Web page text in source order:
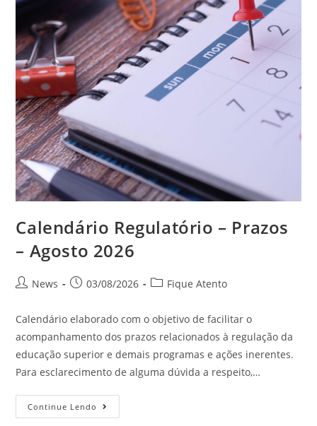
Calendário Regulatório – Prazos
– Agosto 2026
News 03/08/2026 Fique Atento
Calendário elaborado com o objetivo de facilitar o
acompanhamento dos prazos relacionados à regulação da
educação superior e demais programas e ações inerentes.
Para esclarecimento de alguma dúvida a respeito,…
Continue Lendo